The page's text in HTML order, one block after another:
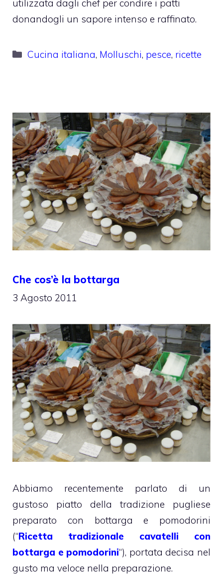
utilizzata dagli chef per condire i patti
donandogli un sapore intenso e raffinato.
Categorie
Cucina italiana, Molluschi, pesce, ricette
Che cos’è la bottarga
3 Agosto 2011
Abbiamo recentemente parlato di un
gustoso piatto della tradizione pugliese
preparato con bottarga e pomodorini
(“Ricetta tradizionale cavatelli con
bottarga e pomodorini“), portata decisa nel
gusto ma veloce nella preparazione.